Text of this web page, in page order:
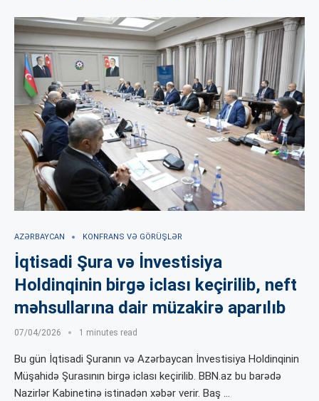
AZƏRBAYCAN KONFRANS VƏ GÖRÜŞLƏR
İqtisadi Şura və İnvestisiya
Holdinqinin birgə iclası keçirilib, neft
məhsullarına dair müzakirə aparılıb
07/04/2026 1 minutes read
Bu gün İqtisadi Şuranın və Azərbaycan İnvestisiya Holdinqinin
Müşahidə Şurasının birgə iclası keçirilib. BBN.az bu barədə
Nazirlər Kabinetinə istinadən xəbər verir. Baş …